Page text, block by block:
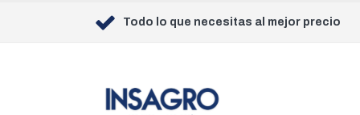
Todo lo que necesitas al mejor precio